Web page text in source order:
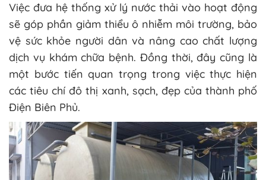
Việc đưa hệ thống xử lý nước thải vào hoạt động
sẽ góp phần giảm thiểu ô nhiễm môi trường, bảo
vệ sức khỏe người dân và nâng cao chất lượng
dịch vụ khám chữa bệnh. Đồng thời, đây cũng là
một bước tiến quan trọng trong việc thực hiện
các tiêu chí đô thị xanh, sạch, đẹp của thành phố
Điện Biên Phủ.